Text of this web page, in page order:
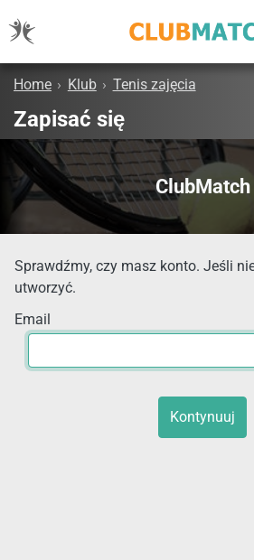
Home › Klub › Tenis zajęcia
Zapisać się
ClubMatch
Sprawdźmy, czy masz konto. Jeśli
utworzyć.
Email
Kontynuuj